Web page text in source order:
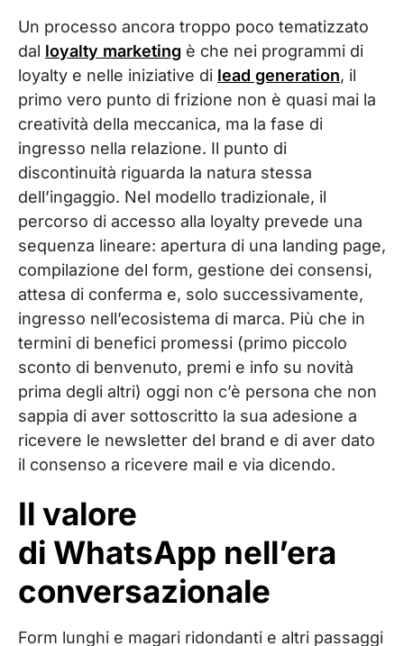
Un processo ancora troppo poco tematizzato
dal loyalty marketing è che nei programmi di
loyalty e nelle iniziative di lead generation, il
primo vero punto di frizione non è quasi mai la
creatività della meccanica, ma la fase di
ingresso nella relazione. Il punto di
discontinuità riguarda la natura stessa
dell’ingaggio. Nel modello tradizionale, il
percorso di accesso alla loyalty prevede una
sequenza lineare: apertura di una landing page,
compilazione del form, gestione dei consensi,
attesa di conferma e, solo successivamente,
ingresso nell’ecosistema di marca. Più che in
termini di benefici promessi (primo piccolo
sconto di benvenuto, premi e info su novità
prima degli altri) oggi non c’è persona che non
sappia di aver sottoscritto la sua adesione a
ricevere le newsletter del brand e di aver dato
il consenso a ricevere mail e via dicendo.
Il valore
di WhatsApp nell’era
conversazionale
Form lunghi e magari ridondanti e altri passaggi